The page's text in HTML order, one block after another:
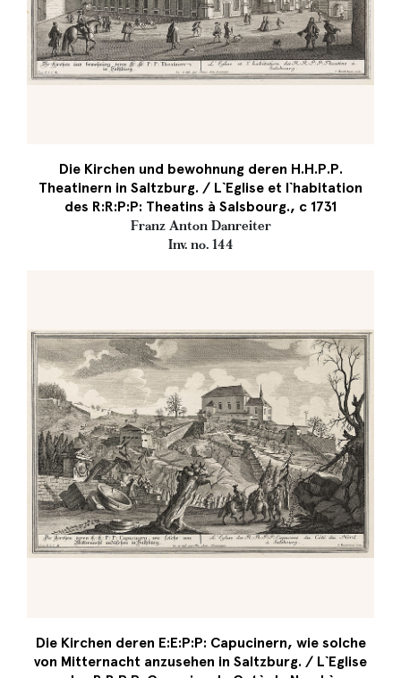
Die Kirchen und bewohnung deren H.H.P.P.
Theatinern in Saltzburg. / L`Eglise et l`habitation
des R:R:P:P: Theatins à Salsbourg., c 1731
Franz Anton Danreiter
Inv. no. 144
Die Kirchen deren E:E:P:P: Capucinern, wie solche
von Mitternacht anzusehen in Saltzburg. / L`Eglise